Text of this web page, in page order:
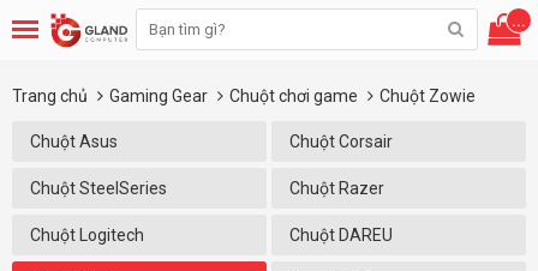
...
Trang chủ Gaming Gear Chuột chơi game Chuột Zowie
Chuột Asus Chuột Corsair
Chuột SteelSeries Chuột Razer
Chuột Logitech Chuột DAREU